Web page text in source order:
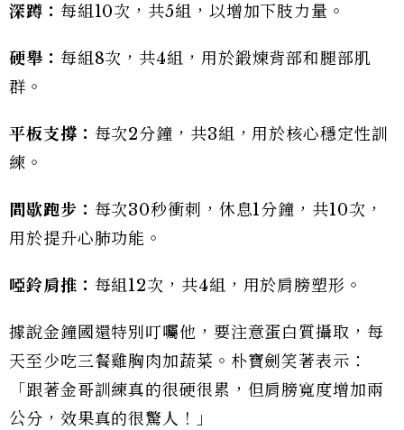
深蹲： 每組10次，共5組，以增加下肢力量。
硬舉： 每組8次，共4組，用於鍛煉背部和腿部肌
群。
平板支撐： 每次2分鐘，共3組，用於核心穩定性訓
練。
間歇跑步： 每次30秒衝刺，休息1分鐘，共10次，
用於提升心肺功能。
啞鈴肩推： 每組12次，共4組，用於肩膀塑形。
據說金鐘國還特別叮囑他，要注意蛋白質攝取，每
天至少吃三餐雞胸肉加蔬菜。朴寶劍笑著表示：
「跟著金哥訓練真的很硬很累，但肩膀寬度增加兩
公分，效果真的很驚人！」